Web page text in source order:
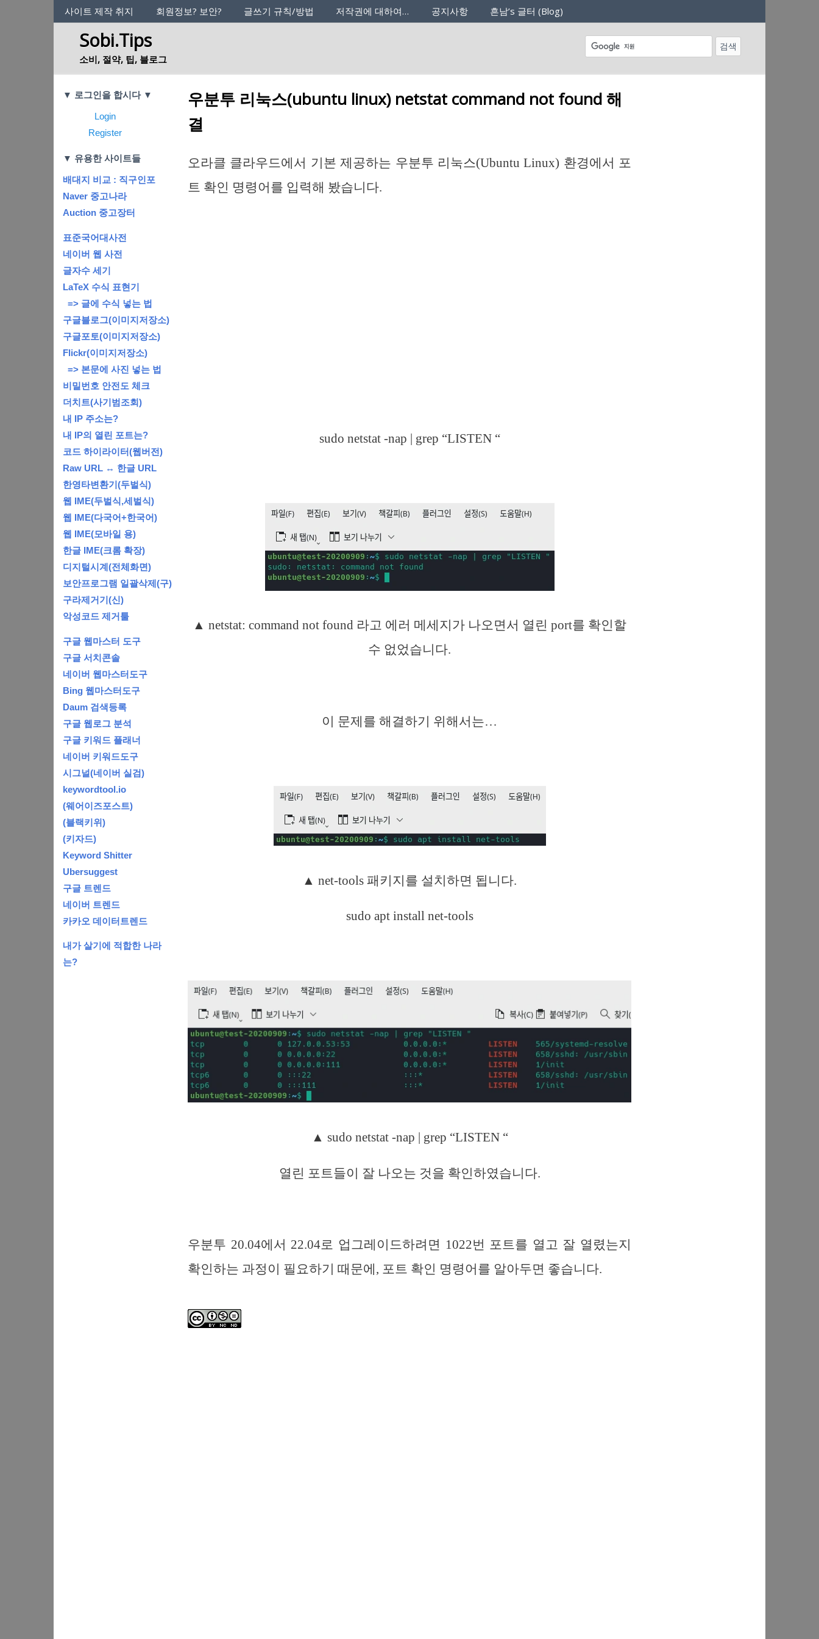
사이트의 정체성
사이트 제작 취지 회원정보? 보안? 글쓰기 규칙/방법 저작권에 대하여… 공지사항 흔남’s 글터 (Blog)
Sobi.Tips
소비, 절약, 팁, 블로그
Categories
우분투 리눅스(ubuntu linux) netstat command not found 해
결
오라클 클라우드에서 기본 제공하는 우분투 리눅스(Ubuntu Linux) 환경에서 포
트 확인 명령어를 입력해 봤습니다.
sudo netstat -nap | grep “LISTEN “
▲ netstat: command not found 라고 에러 메세지가 나오면서 열린 port를 확인할
수 없었습니다.
이 문제를 해결하기 위해서는…
▲ net-tools 패키지를 설치하면 됩니다.
sudo apt install net-tools
▲ sudo netstat -nap | grep “LISTEN “
열린 포트들이 잘 나오는 것을 확인하였습니다.
우분투 20.04에서 22.04로 업그레이드하려면 1022번 포트를 열고 잘 열렸는지
확인하는 과정이 필요하기 때문에, 포트 확인 명령어를 알아두면 좋습니다.
▼ 로그인을 합시다 ▼
Login
Register
▼ 유용한 사이트들
배대지 비교 : 직구인포
Naver 중고나라
Auction 중고장터
표준국어대사전
네이버 웹 사전
글자수 세기
LaTeX 수식 표현기
=> 글에 수식 넣는 법
구글블로그(이미지저장소)
구글포토(이미지저장소)
Flickr(이미지저장소)
=> 본문에 사진 넣는 법
비밀번호 안전도 체크
더치트(사기범조회)
내 IP 주소는?
내 IP의 열린 포트는?
코드 하이라이터(웹버전)
Raw URL ↔ 한글 URL
한영타변환기(두벌식)
웹 IME(두벌식,세벌식)
웹 IME(다국어+한국어)
웹 IME(모바일 용)
한글 IME(크롬 확장)
디지털시계(전체화면)
보안프로그램 일괄삭제(구)
구라제거기(신)
악성코드 제거툴
구글 웹마스터 도구
구글 서치콘솔
네이버 웹마스터도구
Bing 웹마스터도구
Daum 검색등록
구글 웹로그 분석
구글 키워드 플래너
네이버 키워드도구
시그널(네이버 실검)
keywordtool.io
(웨어이즈포스트)
(블랙키위)
(키자드)
Keyword Shitter
Ubersuggest
구글 트렌드
네이버 트렌드
카카오 데이터트렌드
내가 살기에 적합한 나라
는?